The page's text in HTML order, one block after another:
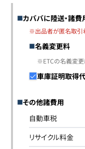
カババに陸送・諸
※出品者が匿名取引
名義変更料
※ETCの名義変更
車庫証明取得
その他諸費用
自動車税
リサイクル料金